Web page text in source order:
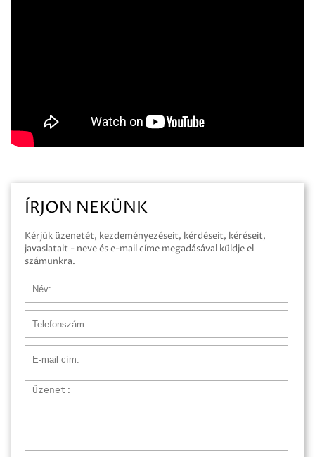
ÍRJON NEKÜNK
Kérjük üzenetét, kezdeményezéseit, kérdéseit, kéréseit,
javaslatait - neve és e-mail címe megadásával küldje el
számunkra.
Üzenet